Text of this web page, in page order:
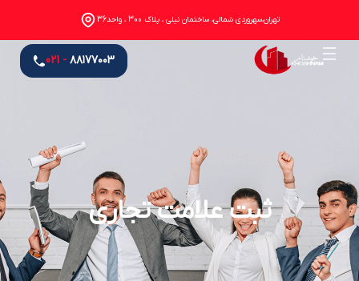
تهران،سهروردی شمالی، ساختمان نیلی ، پلاک 300 ، واحد36
۸۸۱۷۷۰۰۳ - 021
ثبت علامت تجاری